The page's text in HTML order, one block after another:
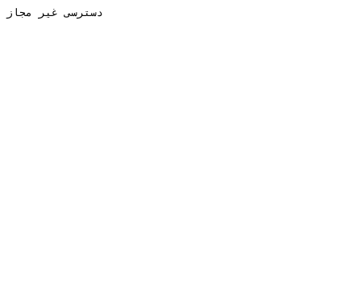
دسترسی غیر مجاز